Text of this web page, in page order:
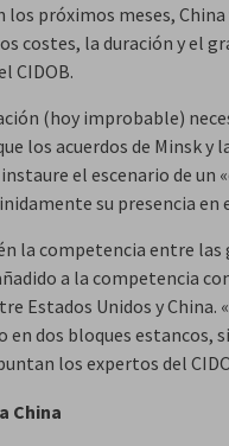
los próximos meses,
costes, la duración y el
CIDOB.
(hoy improbable)
los acuerdos de Minsk y
el escenario de un
su presencia en
la competencia entre las
a la competencia
Estados Unidos y China.
dos bloques estancos,
los expertos del
China